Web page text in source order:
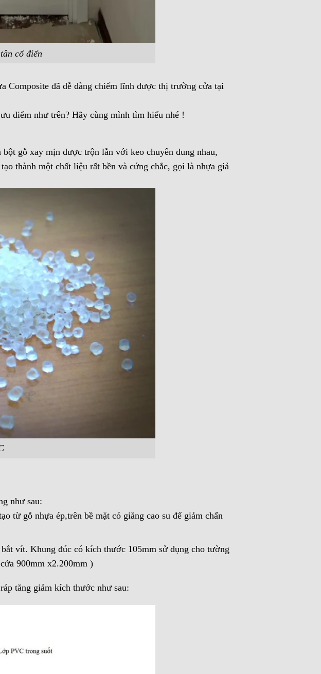
cổ điển
Composite đã dễ dàng chiếm lĩnh được thị trường cửa tại
điểm như trên? Hãy cùng mình tìm hiểu nhé !
gỗ xay mịn được trộn lẫn với keo chuyên dung nhau,
thành một chất liệu rất bền và cứng chắc, gọi là nhựa giả
như sau:
từ gỗ nhựa ép,trên bề mặt có giăng cao su để giảm chấn
vít. Khung đúc có kích thước 105mm sử dụng cho tường
900mm x2.200mm )
tăng giảm kích thước như sau: